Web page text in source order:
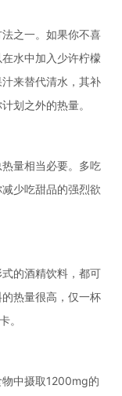
之一。如果你不喜
水中加入少许柠檬
来替代清水，其补
划之外的热量。
量相当必要。多吃
少吃甜品的强烈欲
的酒精饮料，都可
热量很高，仅一杯
。
中摄取1200mg的